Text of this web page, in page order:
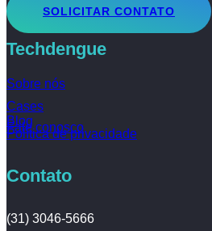
SOLICITAR CONTATO
Techdengue
Sobre nós
Cases
Blog
Fale conosco
Política de privacidade
Contato
(31) 3046-5666